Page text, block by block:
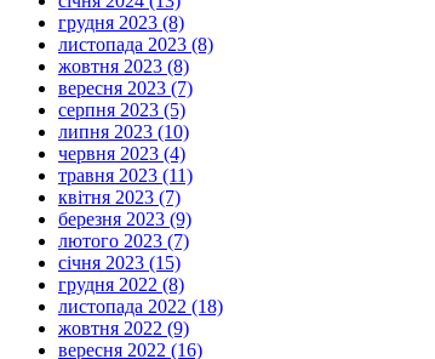
грудня 2023 (8)
листопада 2023 (8)
жовтня 2023 (8)
вересня 2023 (7)
серпня 2023 (5)
липня 2023 (10)
червня 2023 (4)
травня 2023 (11)
квітня 2023 (7)
березня 2023 (9)
лютого 2023 (7)
січня 2023 (15)
грудня 2022 (8)
листопада 2022 (18)
жовтня 2022 (9)
вересня 2022 (16)